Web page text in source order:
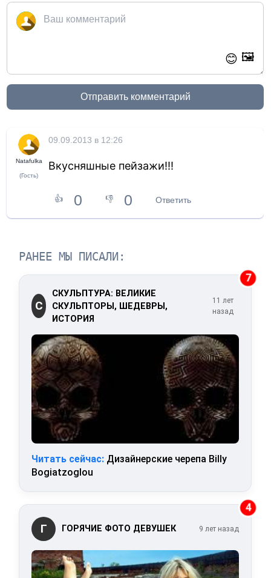
😊 🖼️
Отправить комментарий
Natafulka
(Гость)
09.09.2013 в 12:26
Вкусняшные пейзажи!!!
👍 0 👎 0 Ответить
РАНЕЕ МЫ ПИСАЛИ:
7
С
СКУЛЬПТУРА: ВЕЛИКИЕ
СКУЛЬПТОРЫ, ШЕДЕВРЫ,
ИСТОРИЯ
11 лет
назад
Читать сейчас: Дизайнерские черепа Billy
Bogiatzoglou
4
Г ГОРЯЧИЕ ФОТО ДЕВУШЕК 9 лет назад